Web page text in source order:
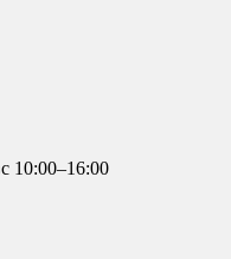
10:00–16:00